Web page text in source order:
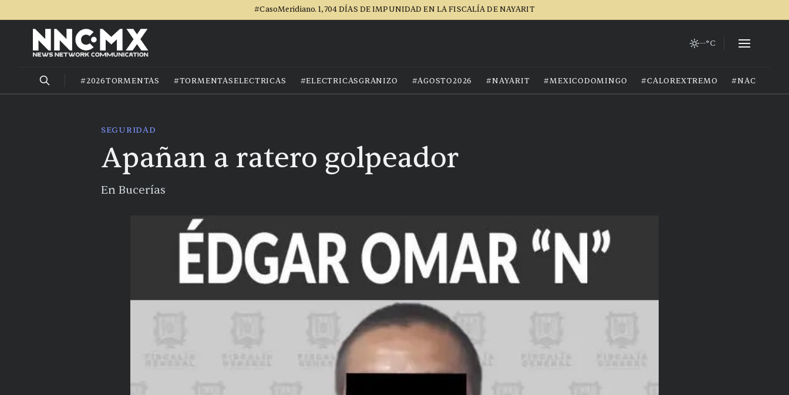
#CasoMeridiano. 1,704 DÍAS DE IMPUNIDAD EN LA FISCALÍA DE NAYARIT
--°C
#2026TORMENTAS #TORMENTASELECTRICAS #ELECTRICASGRANIZO #AGOSTO2026 #NAYARIT #MEXICODOMINGO #CALOREXTREMO #NACIONAL
SEGURIDAD
Apañan a ratero golpeador
En Bucerías